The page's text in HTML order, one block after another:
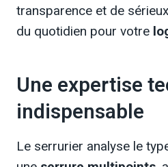
transparence et de
du quotidien pour votre
Une expertise
indispensable
Le serrurier analyse le